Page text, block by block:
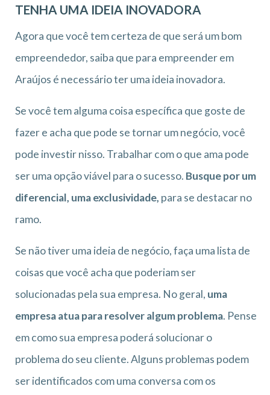
TENHA UMA IDEIA INOVADORA
Agora que você tem certeza de que será um bom
empreendedor, saiba que para empreender em
Araújos é necessário ter uma ideia inovadora.
Se você tem alguma coisa específica que goste de
fazer e acha que pode se tornar um negócio, você
pode investir nisso. Trabalhar com o que ama pode
ser uma opção viável para o sucesso. Busque por um
diferencial, uma exclusividade, para se destacar no
ramo.
Se não tiver uma ideia de negócio, faça uma lista de
coisas que você acha que poderiam ser
solucionadas pela sua empresa. No geral, uma
empresa atua para resolver algum problema. Pense
em como sua empresa poderá solucionar o
problema do seu cliente. Alguns problemas podem
ser identificados com uma conversa com os